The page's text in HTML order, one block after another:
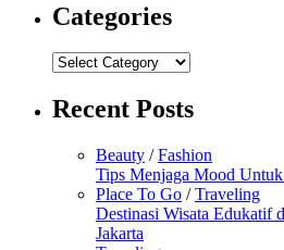
Categories
Categories
Recent Posts
Beauty /Fashion
Tips Menjaga Mood
Place To Go /Traveling
Destinasi Wisata Edukatif
Jakarta